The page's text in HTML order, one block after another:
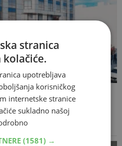
Ero u Mostaru
KM, uskoro kreće
KM
stranica
upotrebljava
korisničkog
internetske stranice
sukladno našoj
(1581) →